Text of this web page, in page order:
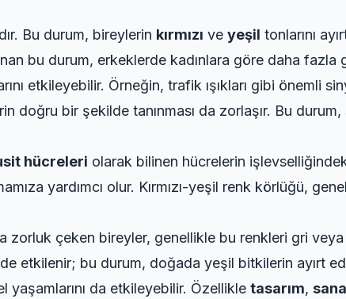
Bu durum, bireylerin kırmızı ve yeşil tonlarını
bu durum, erkeklerde kadınlara göre daha fazla
etkileyebilir. Örneğin, trafik ışıkları gibi önemli
doğru bir şekilde tanınması da zorlaşır. Bu
hücreleri olarak bilinen hücrelerin
yardımcı olur. Kırmızı-yeşil renk körlüğü,
zorluk çeken bireyler, genellikle bu renkleri gri
etkilenir; bu durum, doğada yeşil bitkilerin ayırt
da etkileyebilir. Özellikle tasarım,